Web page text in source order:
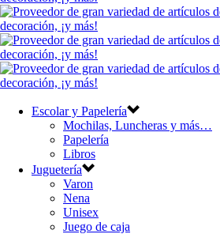
Escolar y Papelería
Mochilas, Luncheras y más…
Papelería
Libros
Juguetería
Varon
Nena
Unisex
Juego de caja